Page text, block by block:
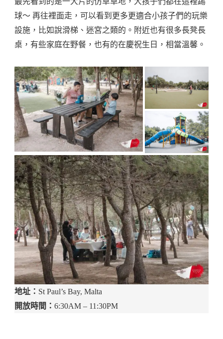
球～ 再往裡面走，可以看到更多更適合小孩子們的玩樂
設施，比如說滑梯、迷宮之類的。附近也有很多長凳長
桌，有些家庭在野餐，也有的在慶祝生日，相當溫馨。
地址： St Paul’s Bay, Malta
開放時間： 6:30AM – 11:30PM